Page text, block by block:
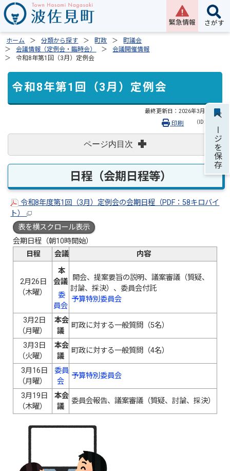
緊急情報 さがす
ホーム 分類から探す 町政
町議会
会議情報（定例会・臨時会）
会議開催情報
令和8年第1回（3月）定例会
令和8年第1回（3月）定例会
最終更新日： 2026年3月26日
（ID:2328）
印刷
ページ内目次
日程（会期日程等）
令和8年度第1回（3月）定例会の会期日程（PDF：58キロバイ
ト）
表を横スクロール表示
会期日程（朝10時開始）
日程
会議 内容
2月26日
（木曜）
本
会議
委
員会
開会、提案要旨の説明、議案審議（質疑、
討論、採決）、委員会付託
予算特別委員会
3月2日
（月曜）
本会
議
町政に対する一般質問（5名）
3月3日
（火曜）
本会
議
町政に対する一般質問（4名）
3月16日
（月曜）
委員
会
予算特別委員会
3月19日
（木曜）
本会
議
委員会報告、議案審議（質疑、討論、採決）
ページを保存